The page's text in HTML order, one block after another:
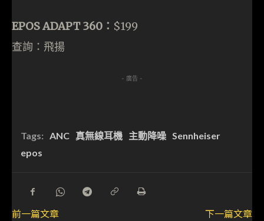
EPOS ADAPT 360： $199
查詢：飛揚
- 廣告 -
Tags: ANC 真無線耳機 主動降噪 Sennheiser
epos
前一篇文章
下一篇文章